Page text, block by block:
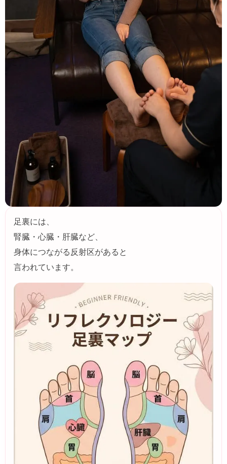
足裏には、
腎臓・心臓・肝臓など、
身体につながる反射区があると
言われています。